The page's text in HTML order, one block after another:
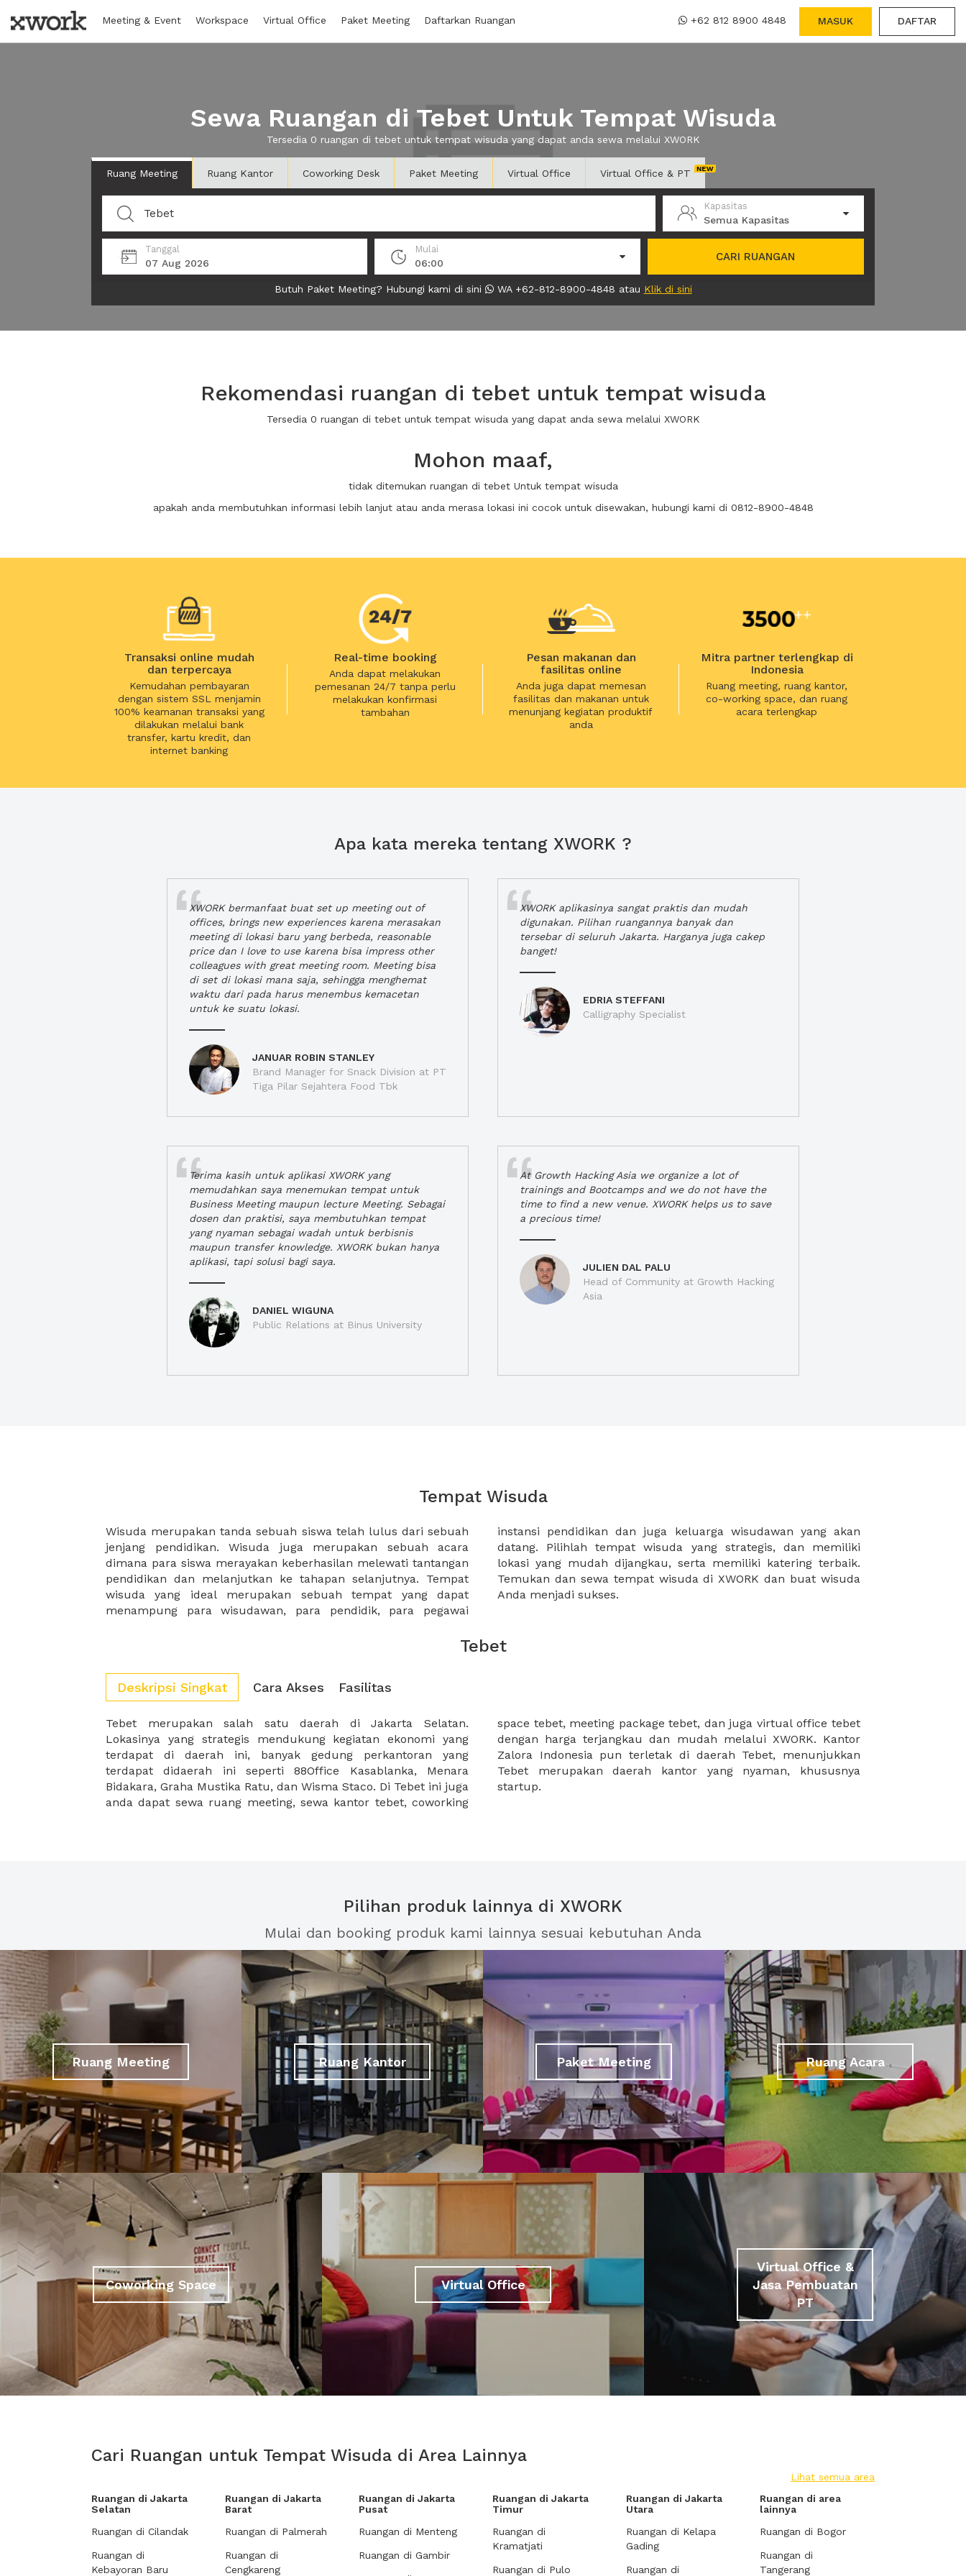
Meeting & Event Workspace Virtual Office Paket Meeting Daftarkan Ruangan +62 812 8900 4848 MASUK DAFTAR
Sewa Ruangan di Tebet Untuk Tempat Wisuda
Tersedia 0 ruangan di tebet untuk tempat wisuda yang dapat anda sewa melalui XWORK
Ruang Meeting Ruang Kantor Coworking Desk Paket Meeting Virtual Office Virtual Office & PT
Kapasitas
Semua Kapasitas
Tanggal
07 Aug 2026
Mulai
06:00
CARI RUANGAN
Butuh Paket Meeting? Hubungi kami di sini WA +62-812-8900-4848 atau Klik di sini
Rekomendasi ruangan di tebet untuk tempat wisuda
Tersedia 0 ruangan di tebet untuk tempat wisuda yang dapat anda sewa melalui XWORK
Mohon maaf,
tidak ditemukan ruangan di tebet Untuk tempat wisuda
apakah anda membutuhkan informasi lebih lanjut atau anda merasa lokasi ini cocok untuk disewakan, hubungi kami di 0812-8900-4848
Transaksi online mudah
dan terpercaya
Kemudahan pembayaran
dengan sistem SSL menjamin
100% keamanan transaksi yang
dilakukan melalui bank
transfer, kartu kredit, dan
internet banking
Real-time booking
Anda dapat melakukan
pemesanan 24/7 tanpa perlu
melakukan konfirmasi
tambahan
Pesan makanan dan
fasilitas online
Anda juga dapat memesan
fasilitas dan makanan untuk
menunjang kegiatan produktif
anda
Mitra partner terlengkap di
Indonesia
Ruang meeting, ruang kantor,
co-working space, dan ruang
acara terlengkap
Apa kata mereka tentang XWORK ?
XWORK bermanfaat buat set up meeting out of
offices, brings new experiences karena merasakan
meeting di lokasi baru yang berbeda, reasonable
price dan I love to use karena bisa impress other
colleagues with great meeting room. Meeting bisa
di set di lokasi mana saja, sehingga menghemat
waktu dari pada harus menembus kemacetan
untuk ke suatu lokasi.
JANUAR ROBIN STANLEY
Brand Manager for Snack Division at PT
Tiga Pilar Sejahtera Food Tbk
XWORK aplikasinya sangat praktis dan mudah
digunakan. Pilihan ruangannya banyak dan
tersebar di seluruh Jakarta. Harganya juga cakep
banget!
EDRIA STEFFANI
Calligraphy Specialist
Terima kasih untuk aplikasi XWORK yang
memudahkan saya menemukan tempat untuk
Business Meeting maupun lecture Meeting. Sebagai
dosen dan praktisi, saya membutuhkan tempat
yang nyaman sebagai wadah untuk berbisnis
maupun transfer knowledge. XWORK bukan hanya
aplikasi, tapi solusi bagi saya.
DANIEL WIGUNA
Public Relations at Binus University
At Growth Hacking Asia we organize a lot of
trainings and Bootcamps and we do not have the
time to find a new venue. XWORK helps us to save
a precious time!
JULIEN DAL PALU
Head of Community at Growth Hacking
Asia
Tempat Wisuda
Wisuda merupakan tanda sebuah siswa telah lulus dari sebuah
jenjang pendidikan. Wisuda juga merupakan sebuah acara
dimana para siswa merayakan keberhasilan melewati tantangan
pendidikan dan melanjutkan ke tahapan selanjutnya. Tempat
wisuda yang ideal merupakan sebuah tempat yang dapat
menampung para wisudawan, para pendidik, para pegawai
instansi pendidikan dan juga keluarga wisudawan yang akan
datang. Pilihlah tempat wisuda yang strategis, dan memiliki
lokasi yang mudah dijangkau, serta memiliki katering terbaik.
Temukan dan sewa tempat wisuda di XWORK dan buat wisuda
Anda menjadi sukses.
Tebet
Deskripsi Singkat Cara Akses Fasilitas
Tebet merupakan salah satu daerah di Jakarta Selatan.
Lokasinya yang strategis mendukung kegiatan ekonomi yang
terdapat di daerah ini, banyak gedung perkantoran yang
terdapat didaerah ini seperti 88Office Kasablanka, Menara
Bidakara, Graha Mustika Ratu, dan Wisma Staco. Di Tebet ini juga
anda dapat sewa ruang meeting, sewa kantor tebet, coworking
space tebet, meeting package tebet, dan juga virtual office tebet
dengan harga terjangkau dan mudah melalui XWORK. Kantor
Zalora Indonesia pun terletak di daerah Tebet, menunjukkan
Tebet merupakan daerah kantor yang nyaman, khususnya
startup.
Pilihan produk lainnya di XWORK
Mulai dan booking produk kami lainnya sesuai kebutuhan Anda
Ruang Meeting Ruang Kantor Paket Meeting Ruang Acara
Coworking Space Virtual Office
Virtual Office &
Jasa Pembuatan
PT
Cari Ruangan untuk Tempat Wisuda di Area Lainnya
Lihat semua area
Ruangan di Jakarta
Selatan
Ruangan di Cilandak
Ruangan di
Kebayoran Baru
Ruangan di Jakarta
Barat
Ruangan di Palmerah
Ruangan di
Cengkareng
Ruangan di Jakarta
Pusat
Ruangan di Menteng
Ruangan di Gambir
Ruangan di Jakarta
Timur
Ruangan di
Kramatjati
Ruangan di Pulo
Ruangan di Jakarta
Utara
Ruangan di Kelapa
Gading
Ruangan di
Ruangan di area
lainnya
Ruangan di Bogor
Ruangan di
Tangerang